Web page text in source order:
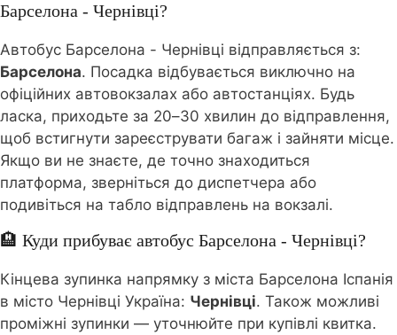
Барселона - Чернівці?
Автобус Барселона - Чернівці відправляється з:
Барселона. Посадка відбувається виключно на
офіційних автовокзалах або автостанціях. Будь
ласка, приходьте за 20–30 хвилин до відправлення,
щоб встигнути зареєструвати багаж і зайняти місце.
Якщо ви не знаєте, де точно знаходиться
платформа, зверніться до диспетчера або
подивіться на табло відправлень на вокзалі.
🏨 Куди прибуває автобус Барселона - Чернівці?
Кінцева зупинка напрямку з міста Барселона Іспанія
в місто Чернівці Україна: Чернівці. Також можливі
проміжні зупинки — уточнюйте при купівлі квитка.